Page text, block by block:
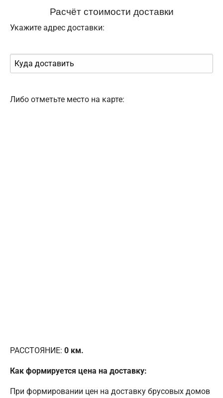
Расчёт стоимости доставки
Укажите адрес доставки:
Либо отметьте место на карте:
РАССТОЯНИЕ: 0 км.
Как формируется цена на доставку:
При формировании цен на доставку брусовых домов